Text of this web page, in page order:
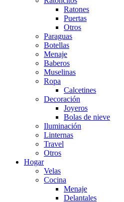
Ratones
Puertas
Otros
Paraguas
Botellas
Menaje
Baberos
Muselinas
Ropa
Calcetines
Decoración
Joyeros
Bolas de nieve
Iluminación
Linternas
Travel
Otros
Hogar
Velas
Cocina
Menaje
Delantales